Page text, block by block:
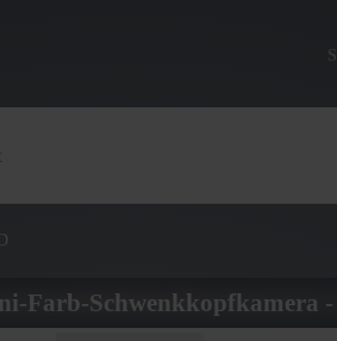
Farb-Schwenkkopfkamera